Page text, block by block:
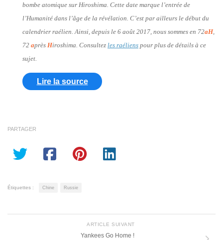
bombe atomique sur Hiroshima. Cette date marque l’entrée de
l’Humanité dans l’âge de la révélation. C’est par ailleurs le début du
calendrier raélien. Ainsi, depuis le 6 août 2017, nous sommes en 72aH,
72 après Hiroshima. Consultez les raéliens pour plus de détails à ce
sujet.
Lire la source
PARTAGER
Étiquettes : Chine Russie
ARTICLE SUIVANT
Yankees Go Home !